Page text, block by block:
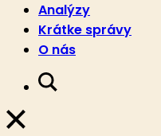
Analýzy
Krátke správy
O nás